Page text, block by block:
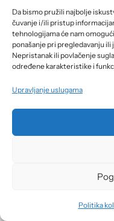
Da bismo pružili najbolje
čuvanje i/ili pristup
tehnologijama će nam
ponašanje pri pregledavanju
Nepristanak ili povlačenje
određene karakteristike i
Upravljanje uslugama
Politika
12/05/2026
Projekt Atlas Svjetske
Newsletter:
novih objava u